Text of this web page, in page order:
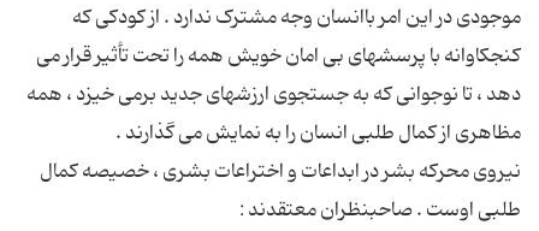
موجودی در این امر باانسان وجه مشترک ندارد . از کودکی که
کنجکاوانه با پرسشهای بی امان خویش همه را تحت تأثیر قرار می
دهد ، تا نوجوانی که به جستجوی ارزشهای جدید برمی خیزد ، همه
نیروی محرکه بشر در ابداعات و اختراعات بشری ، خصیصه کمال